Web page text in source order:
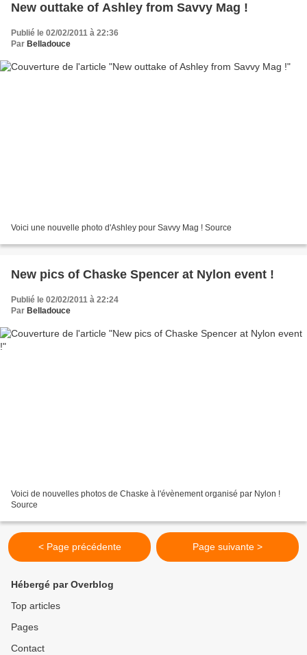
New outtake of Ashley from Savvy Mag !
Publié le 02/02/2011 à 22:36
Par Belladouce
Voici une nouvelle photo d'Ashley pour Savvy Mag ! Source
New pics of Chaske Spencer at Nylon event !
Publié le 02/02/2011 à 22:24
Par Belladouce
Voici de nouvelles photos de Chaske à l'évènement organisé par Nylon !
Source
< Page précédente Page suivante >
Hébergé par Overblog
Top articles
Pages
Contact